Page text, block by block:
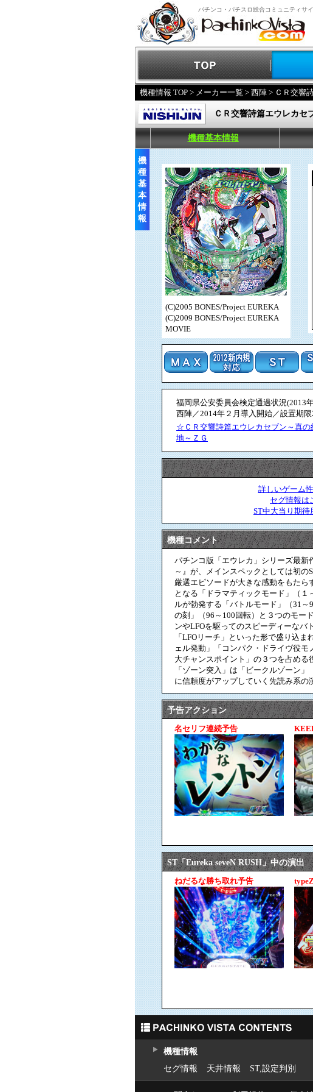
パチンコ・パチスロ総合コミュニティサ
機種情報 TOP > メーカー一覧 > 西陣 > ＣＲ交響
ＣＲ交響詩篇エウレカセ
機種基本情報
機
種
基
本
情
報
(C)2005 BONES/Project EUREKA
(C)2009 BONES/Project EUREKA
MOVIE
福岡県公安委員会検定通過状況(2013
西陣／2014年２月導入開始／設置期
☆ＣＲ交響詩篇エウレカセブン～真の
地～ＺＧ
詳しいゲーム
セグ情報は
ST中大当り期待
機種コメント
パチンコ版「エウレカ」シリーズ最
～』が、メインスペックとしては初の
厳選エピソードが大きな感動をもた
となる「ドラマティックモード」（１
ルが勃発する「バトルモード」（31
の刻」（96～100回転）と３つのモー
ンやLFOを駆ってのスピーディーなバ
「LFOリーチ」といった形で盛り込
ェル発動」「コンパク・ドライヴ役モ
大チャンスポイント」の３つを占め
「ゾーン突入」は「ビークルゾーン
に信頼度がアップしていく先読み系の
予告アクション
名セリフ連続予告
ST「Eureka seveN RUSH」中の演出
ねだるな勝ち取れ予告
機種情報
セグ情報
天井情報 ST,設定判別